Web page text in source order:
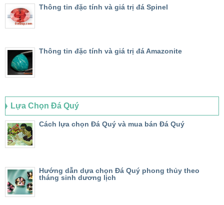
Thông tin đặc tính và giá trị đá Spinel
Thông tin đặc tính và giá trị đá Amazonite
Lựa Chọn Đá Quý
Cách lựa chọn Đá Quý và mua bán Đá Quý
Hướng dẫn dựa chọn Đá Quý phong thủy theo
tháng sinh dương lịch